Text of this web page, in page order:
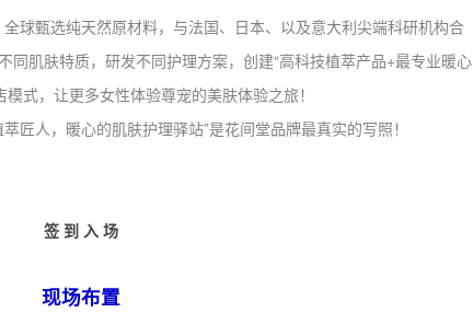
球甄选纯天然原材料，与法国、日本、以及意大利尖端科研机构合
同肌肤特质，研发不同护理方案，创建“高科技植萃产品+最专业暖心
式，让更多女性体验尊宠的美肤体验之旅！
匠人，暖心的肌肤护理驿站”是花间堂品牌最真实的写照！
签 到 入 场
现场布置